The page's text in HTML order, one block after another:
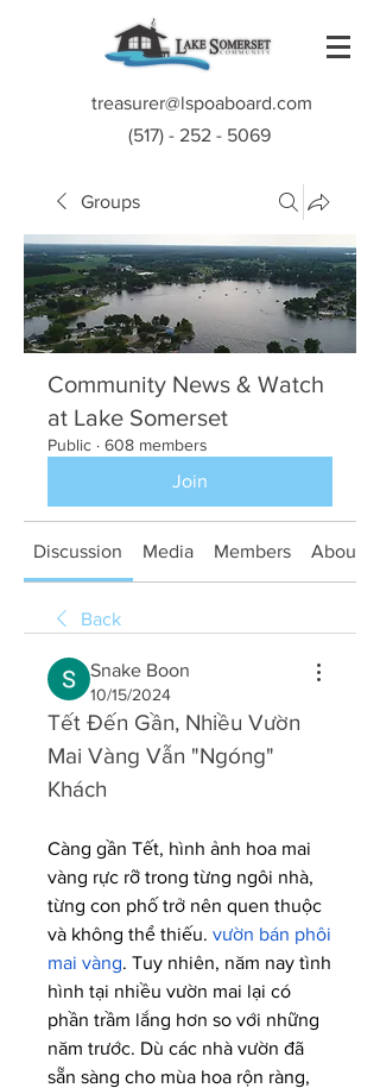
treasurer@lspoaboard.com
(517) - 252 - 5069
Groups
Community News & Watch
at Lake Somerset
Public · 608 members
Join
Discussion Media Members About
Back
Snake Boon
10/15/2024
Tết Đến Gần, Nhiều Vườn
Mai Vàng Vẫn "Ngóng"
Khách
Càng gần Tết, hình ảnh hoa mai
vàng rực rỡ trong từng ngôi nhà,
từng con phố trở nên quen thuộc
và không thể thiếu. vườn bán phôi
mai vàng. Tuy nhiên, năm nay tình
hình tại nhiều vườn mai lại có
phần trầm lắng hơn so với những
năm trước. Dù các nhà vườn đã
sẵn sàng cho mùa hoa rộn ràng,